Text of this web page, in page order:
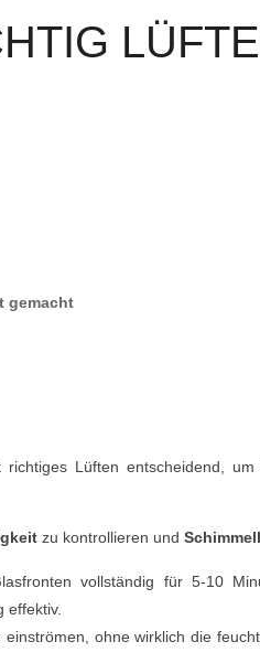
gemacht
Lüften entscheidend,
zu kontrollieren und
vollständig für 5-10
effektiv.
ohne wirklich die